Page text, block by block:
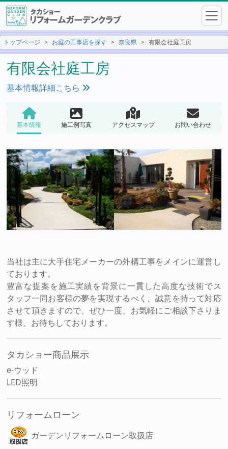
トップページ お庭の工事店を探す 奈良県 有限会社庭工房
有限会社庭工房
基本情報詳細こちら
基本情報 施工例写真 アクセスマップ お問い合わせ
当社は主に大手住宅メーカーの外構工事をメインに運営し
ております。
豊富な提案を施工実績を背景に一貫した高度な技術でス
タッフ一同お客様の夢を実現するべく、誠意を持って対応
させて頂きますので、ぜひ一度、お気軽にご相談下さりま
す様、お待ちしております。
タカショー商品展示
e-ウッド
LED照明
リフォームローン
ガーデンリフォームローン取扱店